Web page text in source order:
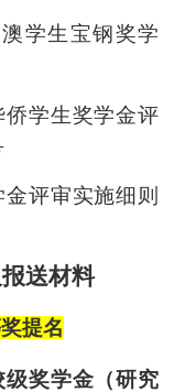
学生宝钢奖学
侨学生奖学金评
金评审实施细则
送材料
提名
级奖学金（研究